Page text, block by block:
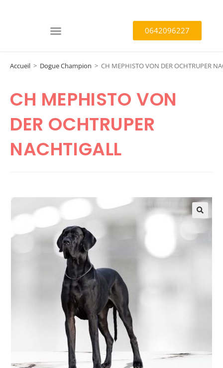
0642096227
Accueil > Dogue Champion > CH MEPHISTO VON DER OCHTRUPER
CH MEPHISTO VON
DER OCHTRUPER
NACHTIGALL